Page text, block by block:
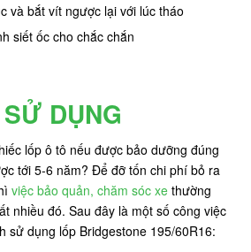
và bắt vít ngược lại với lúc tháo
siết ốc cho chắc chắn
DỤNG
lốp ô tô nếu được bảo dưỡng đúng
tới 5-6 năm? Để đỡ tốn chi phí bỏ ra
việc bảo quản, chăm sóc xe thường
nhiều đó. Sau đây là một số công việc
sử dụng lốp Bridgestone 195/60R16: